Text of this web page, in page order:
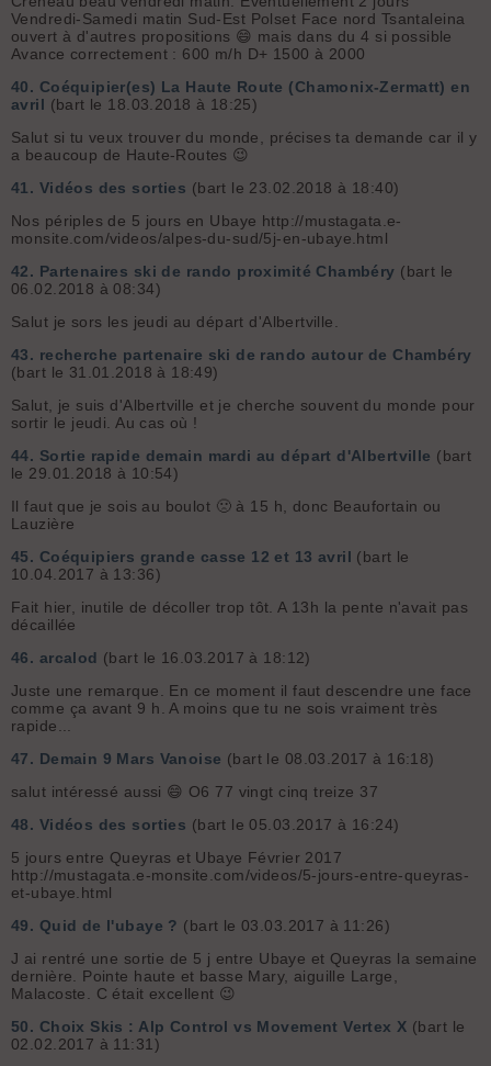
Vendredi-Samedi matin Sud-Est Polset Face nord Tsantaleina
ouvert à d'autres propositions 😄 mais dans du 4 si possible
Avance correctement : 600 m/h D+ 1500 à 2000
40. Coéquipier(es) La Haute Route (Chamonix-Zermatt) en
avril (bart le 18.03.2018 à 18:25)
Salut si tu veux trouver du monde, précises ta demande car il y
a beaucoup de Haute-Routes 😉
41. Vidéos des sorties (bart le 23.02.2018 à 18:40)
Nos périples de 5 jours en Ubaye http://mustagata.e-
monsite.com/videos/alpes-du-sud/5j-en-ubaye.html
42. Partenaires ski de rando proximité Chambéry (bart le
06.02.2018 à 08:34)
Salut je sors les jeudi au départ d'Albertville.
43. recherche partenaire ski de rando autour de Chambéry
(bart le 31.01.2018 à 18:49)
Salut, je suis d'Albertville et je cherche souvent du monde pour
sortir le jeudi. Au cas où !
44. Sortie rapide demain mardi au départ d'Albertville (bart
le 29.01.2018 à 10:54)
Il faut que je sois au boulot 🙁 à 15 h, donc Beaufortain ou
Lauzière
45. Coéquipiers grande casse 12 et 13 avril (bart le
10.04.2017 à 13:36)
Fait hier, inutile de décoller trop tôt. A 13h la pente n'avait pas
décaillée
46. arcalod (bart le 16.03.2017 à 18:12)
Juste une remarque. En ce moment il faut descendre une face
comme ça avant 9 h. A moins que tu ne sois vraiment très
rapide...
47. Demain 9 Mars Vanoise (bart le 08.03.2017 à 16:18)
salut intéressé aussi 😄 O6 77 vingt cinq treize 37
48. Vidéos des sorties (bart le 05.03.2017 à 16:24)
5 jours entre Queyras et Ubaye Février 2017
http://mustagata.e-monsite.com/videos/5-jours-entre-queyras-
et-ubaye.html
49. Quid de l'ubaye ? (bart le 03.03.2017 à 11:26)
J ai rentré une sortie de 5 j entre Ubaye et Queyras la semaine
dernière. Pointe haute et basse Mary, aiguille Large,
Malacoste. C était excellent 😉
50. Choix Skis : Alp Control vs Movement Vertex X (bart le
02.02.2017 à 11:31)